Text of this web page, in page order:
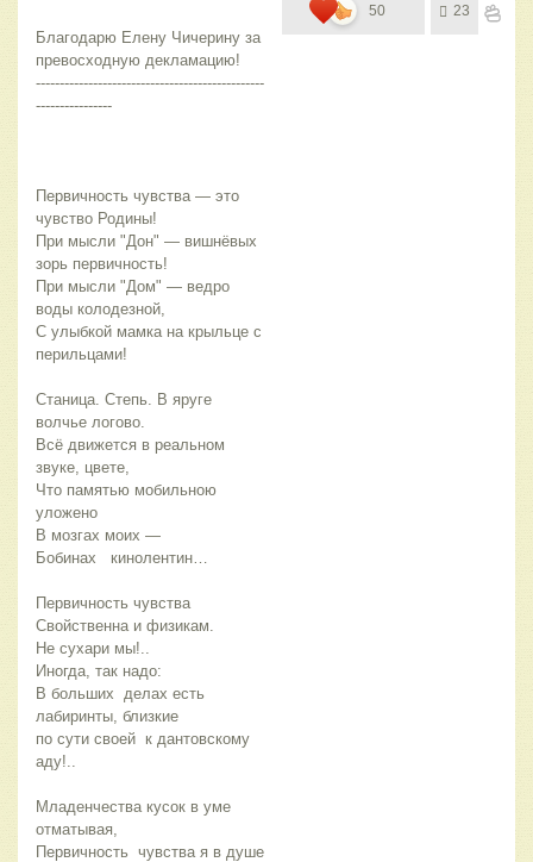
Благодарю Елену Чичерину за
превосходную декламацию!
------------------------------------------------
----------------
Первичность чувства — это
чувство Родины!
При мысли "Дон" — вишнёвых
зорь первичность!
При мысли "Дом" — ведро
воды колодезной,
С улыбкой мамка на крыльце с
перильцами!
Станица. Степь. В яруге
волчье логово.
Всё движется в реальном
звуке, цвете,
Что памятью мобильною
уложено
В мозгах моих —
Бобинах   кинолентин…
Первичность чувства
Свойственна и физикам.
Не сухари мы!..
Иногда, так надо:
В больших  делах есть
лабиринты, близкие
по сути своей  к дантовскому
аду!..
Младенчества кусок в уме
отматывая,
Первичность  чувства я в душе
50 23